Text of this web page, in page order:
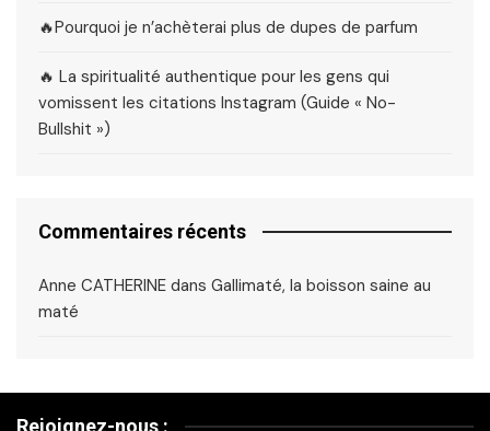
🔥Pourquoi je n’achèterai plus de dupes de parfum
🔥 La spiritualité authentique pour les gens qui
vomissent les citations Instagram (Guide « No-
Bullshit »)
Commentaires récents
Anne CATHERINE dans Gallimaté, la boisson saine au
maté
Rejoignez-nous :